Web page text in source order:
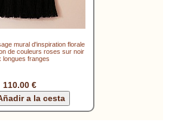
mural d'inspiration florale
de couleurs roses sur noir
longues franges
110.00 €